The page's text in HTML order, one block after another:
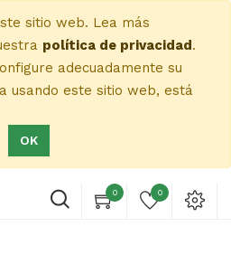
sitio web. Lea más
política de privacidad.
adecuadamente su
usando este sitio web, está
OK
0 0